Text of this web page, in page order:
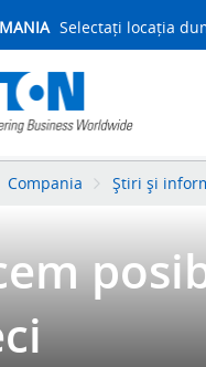
Selectați locația
Compania Știri și